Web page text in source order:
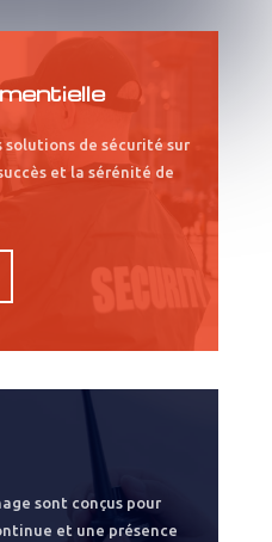
solutions de sécurité sur
et la sérénité de
sont conçus pour
et une présence